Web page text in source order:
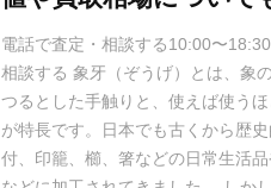
電話で査定・相談する10:00〜
相談する 象牙（ぞうげ）とは、象
つるとした手触りと、使えば使う
が特長です。日本でも古くから歴
付、印籠、櫛、箸などの日常生活